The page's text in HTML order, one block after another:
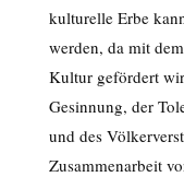
kulturelle Erbe
werden, da mit
Kultur gefördert
Gesinnung, der
und des
Zusammenarbeit